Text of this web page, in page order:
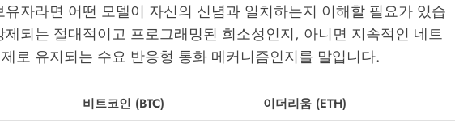
자라면 어떤 모델이 자신의 신념과 일치하는지 이해할 필요가 있습
되는 절대적이고 프로그래밍된 희소성인지, 아니면 지속적인 네트
로 유지되는 수요 반응형 통화 메커니즘인지를 말입니다.
비트코인 (BTC)
이더리움 (ETH)